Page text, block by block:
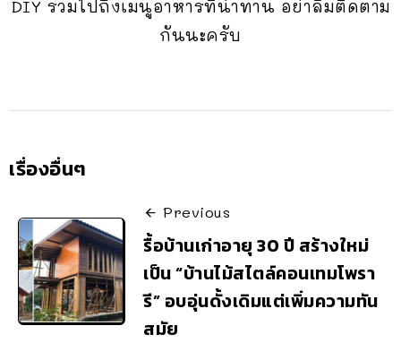
DIY รวมไปถึงเมนูอาหารที่น่าทาน อย่าลืมติดตาม
กันนะครับ
เรื่องอื่นๆ
Previous
รื้อบ้านเก่าอายุ 30 ปี สร้างใหม่
เป็น “บ้านไม้สไตล์คอนเทมโพรา
รี” อบอุ่นดั้งเดิมแต่เพิ่มความทัน
สมัย